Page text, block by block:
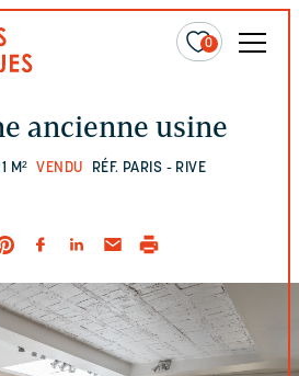
0
ancienne usine
M² VENDU
RÉF. PARIS - RIVE